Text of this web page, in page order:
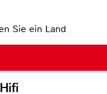
Sie ein Land